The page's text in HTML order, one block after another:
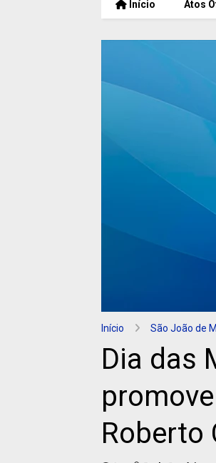
Início Atos
Início São João de
Dia das
Roberto